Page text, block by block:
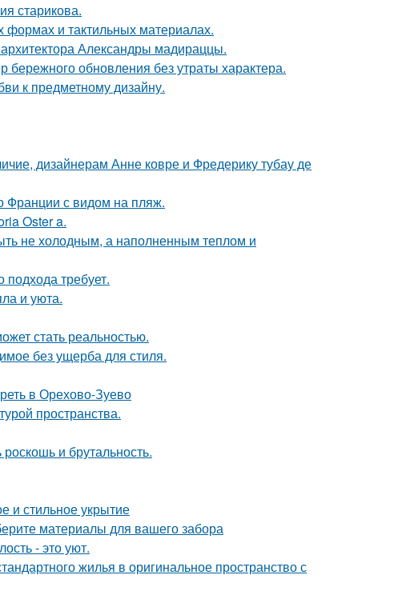
старикова.
формах и тактильных материалах.
Александры мадираццы.
обновления без утраты характера.
к предметному дизайну.
дизайнерам Анне ковре и Фредерику тубау де
с видом на пляж.
Oster a.
не холодным, а наполненным теплом и
требует.
и уюта.
стать реальностью.
без ущерба для стиля.
в Орехово-Зуево
пространства.
и брутальность.
и стильное укрытие
материалы для вашего забора
- это уют.
жилья в оригинальное пространство с